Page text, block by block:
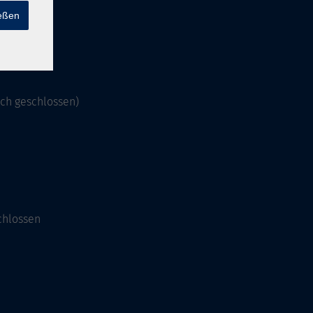
geschlossen)